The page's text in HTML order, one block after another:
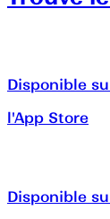
Disponible
l'App Store
Disponible